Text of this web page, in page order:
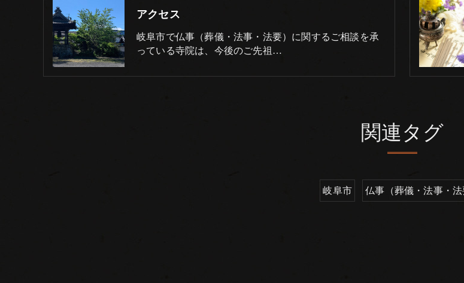
アクセス
岐阜市で仏事（葬儀・法事・法要）に関するご相談を承
っている寺院は、今後のご先祖…
関連タグ
岐阜市 仏事（葬儀・法事・法